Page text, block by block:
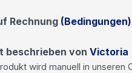
Rechnung (Bedingungen)
beschrieben von Victoria
wird manuell in unseren